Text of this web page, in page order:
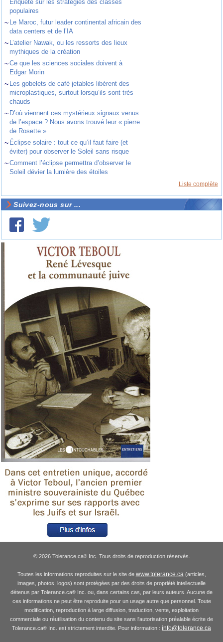
Enquête sur les stratégies des classes
populaires
~ Le Maroc, futur leader continental africain des
data centers et de l’IA
~ L’atelier Nawak, ou les ressorts des lieux
mythiques de la création
~Ce que les sciences sociales doivent à
Edgar Morin
~ Les gobelets de café jetables libèrent des
microplastiques, surtout lorsqu’ils sont très
chauds
~ D’où viennent ces mystérieux signaux venus
de l’espace ? Nous avons trouvé leur « pierre
de Rosette »
~ Éclipse solaire : tout ce qu’il faut faire (et
éviter) pour observer le Soleil sans risque
~Comment l’éclipse permettra d’observer le
Soleil dévier la lumière des étoiles
Liste complète
Suivez-nous sur ...
© 2026 Tolerance.ca®Inc. Tous droits de reproduction réservés.
Toutes les informations reproduites sur le site de www.tolerance.ca(articles,
images, photos, logos) sont protégées par des droits de propriété intellectuelle
détenus par Tolerance.ca® Inc. ou, dans certains cas, par leurs auteurs. Aucune de
ces informations ne peut être reproduite pour un usage autre que personnel. Toute
modification, reproduction à large diffusion, traduction, vente, exploitation
commerciale ou réutilisation du contenu du site sans l'autorisation préalable écrite de
Tolerance.ca® Inc. est strictement interdite. Pour information : info@tolerance.ca